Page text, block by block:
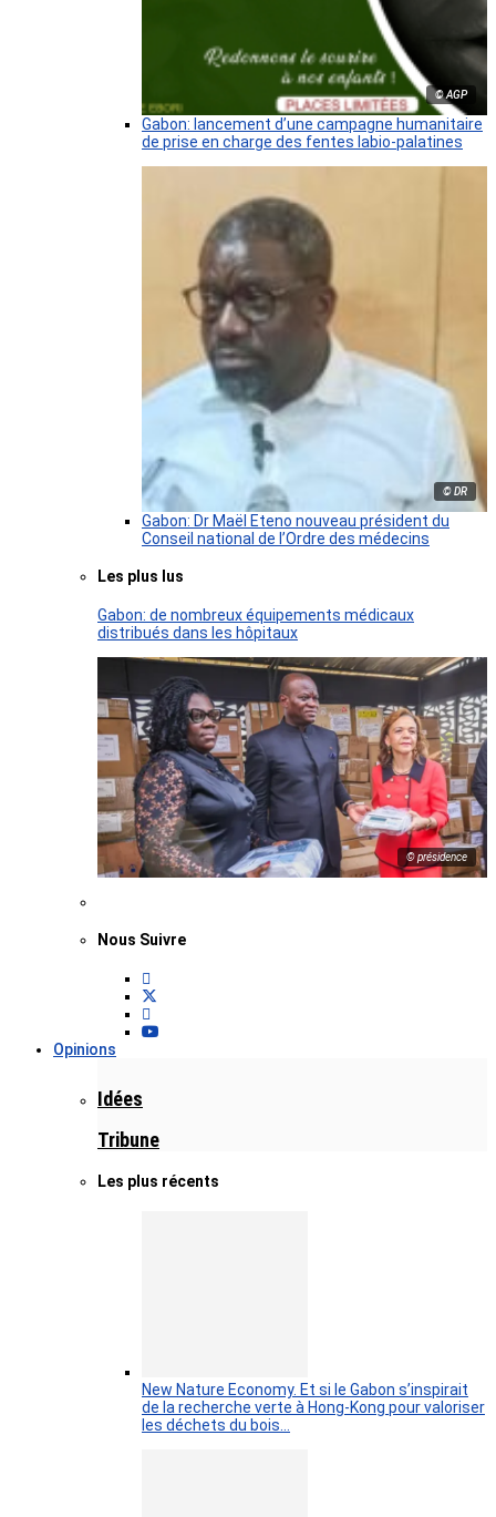
© AGP
Gabon: lancement d’une campagne humanitaire
de prise en charge des fentes labio-palatines
© DR
Gabon: Dr Maël Eteno nouveau président du
Conseil national de l’Ordre des médecins
Les plus lus
Gabon: de nombreux équipements médicaux
distribués dans les hôpitaux
© présidence
Nous Suivre
Opinions
Idées
Tribune
Les plus récents
New Nature Economy. Et si le Gabon s’inspirait
de la recherche verte à Hong-Kong pour valoriser
les déchets du bois…